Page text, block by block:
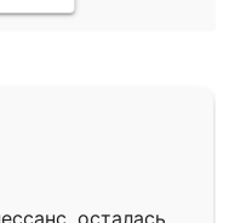
осталась